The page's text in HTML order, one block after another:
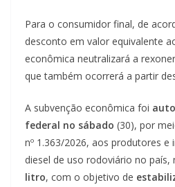
Para o consumidor final, de
desconto em valor equivalente
econômica neutralizará a
que também ocorrerá a partir
A subvenção econômica foi
federal no sábado (30), por
nº 1.363/2026, aos produtores
diesel de uso rodoviário no país,
litro, com o objetivo de